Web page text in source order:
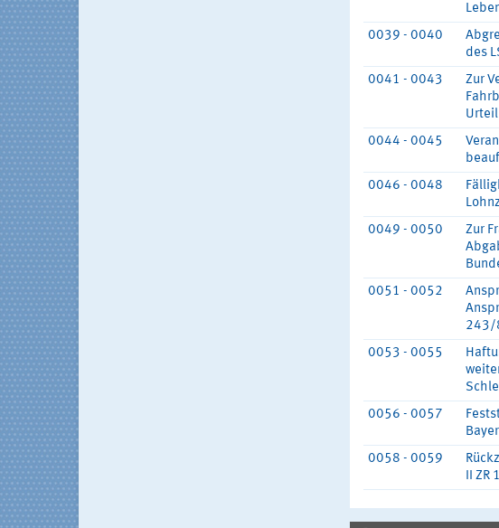
0039 - 0040
des
0041 - 0043
Zur
0044 - 0045
0046 - 0048
0049 - 0050
Zur
0051 - 0052
243/
0053 - 0055
0056 - 0057
0058 - 0059
II ZR